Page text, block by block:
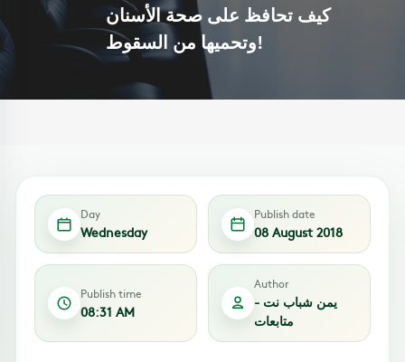
كيف تحافظ على صحة الأسنان
وتحميها من السقوط!
Day
Wednesday
Publish date
08 August 2018
Publish time
08:31 AM
Author
يمن شباب نت -
متابعات